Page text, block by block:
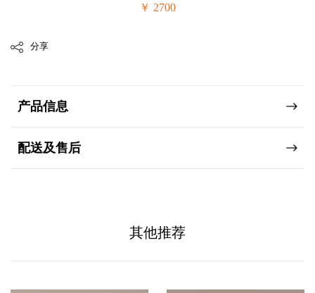
￥ 2700
分享
产品信息
配送及售后
其他推荐